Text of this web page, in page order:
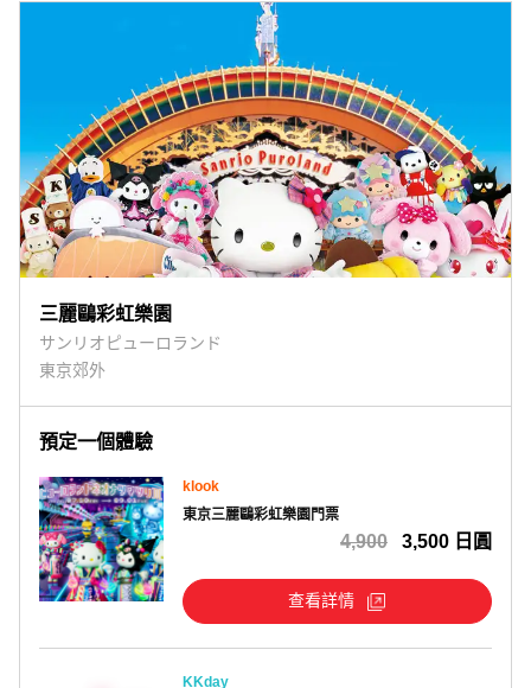
三麗鷗彩虹樂園
サンリオピューロランド
東京郊外
預定一個體驗
klook
東京三麗鷗彩虹樂園門票
4,900 3,500 日圓
查看詳情
KKday